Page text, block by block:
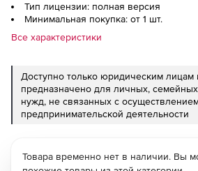
Тип лицензии: полная версия
Минимальная покупка: от 1 шт.
Все характеристики
Доступно только юридическим
предназначено для личных,
нужд, не связанных с
предпринимательской деятельности
Товара временно нет в наличии. Вы